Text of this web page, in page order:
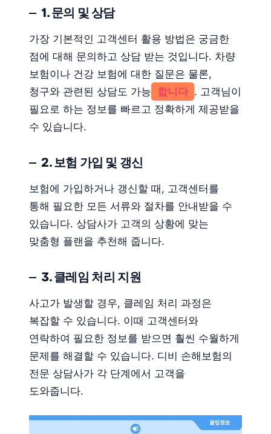
1. 문의 및 상담
가장 기본적인 고객센터 활용 방법은 궁금한
점에 대해 문의하고 상담 받는 것입니다. 차량
보험이나 건강 보험에 대한 질문은 물론,
청구와 관련된 상담도 가능 합니다 . 고객님이
필요로 하는 정보를 빠르고 정확하게 제공받을
수 있습니다.
2. 보험 가입 및 갱신
보험에 가입하거나 갱신할 때, 고객센터를
통해 필요한 모든 서류와 절차를 안내받을 수
있습니다. 상담사가 고객의 상황에 맞는
맞춤형 플랜을 추천해 줍니다.
3. 클레임 처리 지원
사고가 발생할 경우, 클레임 처리 과정은
복잡할 수 있습니다. 이때 고객센터와
연락하여 필요한 정보를 받으면 훨씬 수월하게
문제를 해결할 수 있습니다. 디비 손해보험의
전문 상담사가 각 단계에서 고객을
도와줍니다.